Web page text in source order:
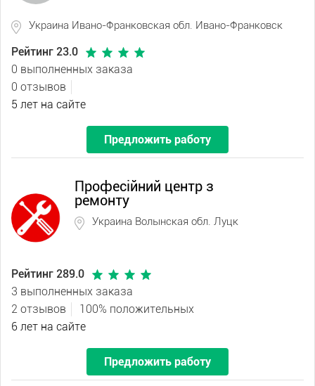
Украина Ивано-Франковская обл. Ивано-Франковск
Рейтинг 23.0
0 выполненных заказа
0 отзывов
5 лет на сайте
Предложить работу
Професійний центр з
ремонту
Украина Волынская обл. Луцк
Рейтинг 289.0
3 выполненных заказа
2 отзывов
100% положительных
6 лет на сайте
Предложить работу